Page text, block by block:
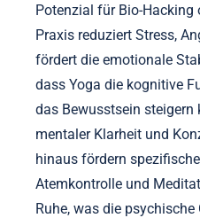
Potenzial für Bio-
Praxis reduziert Stress,
fördert die emotionale
dass Yoga die kognitive
das Bewusstsein steigern
mentaler Klarheit und
hinaus fördern
Atemkontrolle und
Ruhe, was die